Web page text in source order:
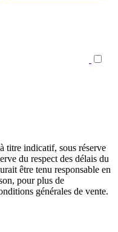
titre indicatif, sous réserve
du respect des délais du
être tenu responsable en
pour plus de
générales de vente.